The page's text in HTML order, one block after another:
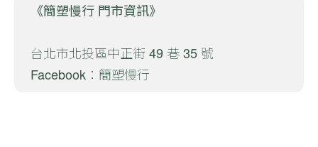
《簡塑慢行 門市資訊》
台北市北投區中正街 49 巷 35 號
Facebook： 簡塑慢行